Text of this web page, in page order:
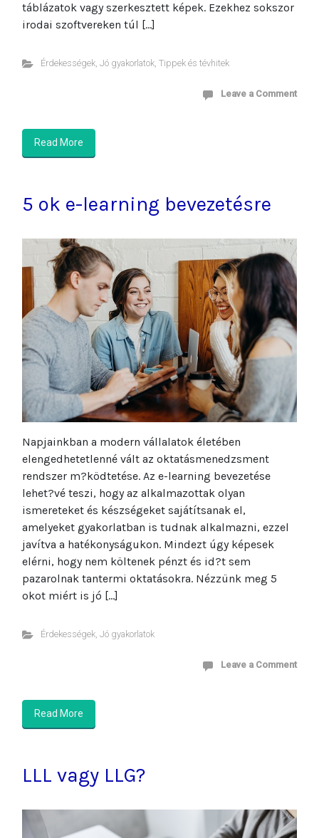
táblázatok vagy szerkesztett képek. Ezekhez sokszor
irodai szoftvereken túl […]
Érdekességek, Jó gyakorlatok, Tippek és tévhitek
Leave a Comment
Read More
5 ok e-learning bevezetésre
Napjainkban a modern vállalatok életében
elengedhetetlenné vált az oktatásmenedzsment
rendszer m?ködtetése. Az e-learning bevezetése
lehet?vé teszi, hogy az alkalmazottak olyan
ismereteket és készségeket sajátítsanak el,
amelyeket gyakorlatban is tudnak alkalmazni, ezzel
javítva a hatékonyságukon. Mindezt úgy képesek
elérni, hogy nem költenek pénzt és id?t sem
pazarolnak tantermi oktatásokra. Nézzünk meg 5
okot miért is jó […]
Érdekességek, Jó gyakorlatok
Leave a Comment
Read More
LLL vagy LLG?